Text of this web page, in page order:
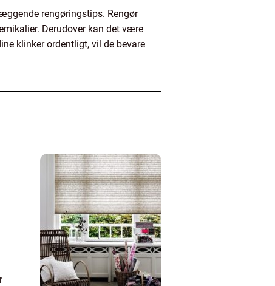
rengøringstips. Rengør
Derudover kan det være
klinker ordentligt, vil de bevare